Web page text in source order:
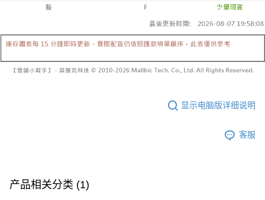
3. 完整用户服务条款，请详阅以下链接：
https://oppay.tw/userRule
1. 初次使用 AFTEE 時，將依認證結果及本公司審查結果，核予每個人不同
3. 目前僅支援台灣會員
三、聲明條款
「AFTEE先享後付」(下稱本服務)乃由恩沛科技股份有限公司(下稱 AFTEE )
AFTEE 於本服務必要服務範圍內運用。關於 AFTEE 對於個人資料之蒐集、
處理、利用，詳參 AFTEE 官網之『個人資料蒐集、處理及利用告知聲明』
若您對於個人資料之處理、利用有任何疑問，或欲行使相關法律權利，請聯
7-11取貨付款
每笔NT$60，满NT$1,800(含以上)免运费
付款後7-11取貨
每笔NT$60，满NT$1,600(含以上)免运费
显示电脑版详细说明
客服
产品相关分类 (1)